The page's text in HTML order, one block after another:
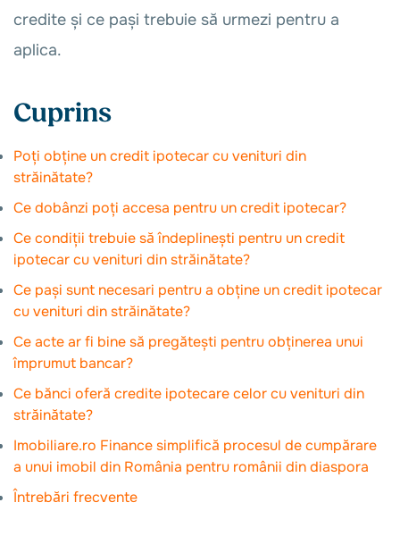
credite și ce pași trebuie să urmezi pentru a
aplica.
Cuprins
Poți obține un credit ipotecar cu venituri din
străinătate?
Ce dobânzi poți accesa pentru un credit ipotecar?
Ce condiții trebuie să îndeplinești pentru un credit
ipotecar cu venituri din străinătate?
Ce pași sunt necesari pentru a obține un credit ipotecar
cu venituri din străinătate?
Ce acte ar fi bine să pregătești pentru obținerea unui
împrumut bancar?
Ce bănci oferă credite ipotecare celor cu venituri din
străinătate?
Imobiliare.ro Finance simplifică procesul de cumpărare
a unui imobil din România pentru românii din diaspora
Întrebări frecvente